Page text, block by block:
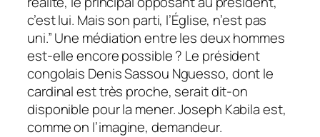
c’est lui. Mais son parti, l’Église, n’est pas
uni.” Une médiation entre les deux hommes
est-elle encore possible ? Le président
congolais Denis Sassou Nguesso, dont le
cardinal est très proche, serait dit-on
disponible pour la mener. Joseph Kabila est,
comme on l’imagine, demandeur.